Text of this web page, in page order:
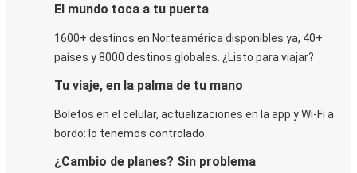
El mundo toca a tu puerta
1600+ destinos en Norteamérica disponibles ya, 40+
países y 8000 destinos globales. ¿Listo para viajar?
Tu viaje, en la palma de tu mano
Boletos en el celular, actualizaciones en la app y Wi-Fi a
bordo: lo tenemos controlado.
¿Cambio de planes? Sin problema